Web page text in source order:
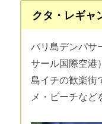
クタ・レギャ
バリ島デンパサ
サール国際空港
島イチの歓楽街
メ・ビーチなど